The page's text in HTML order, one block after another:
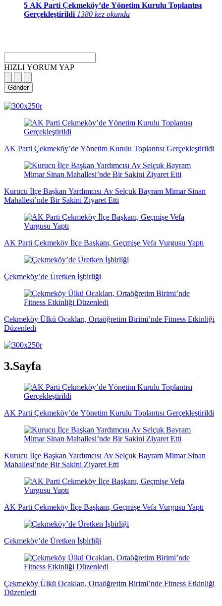
5 AK Parti Çekmeköy’de Yönetim Kurulu Toplantısı
Gerçekleştirildi 1380 kez okundu
HIZLI YORUM YAP
Gönder
haberleri
haberleri
haberleri
dakika
haberleri
dakika
haberleri
dakika
haberleri
haberler
haberler
haberleri
haberleri
haberleri
AK Parti Çekmeköy’de Yönetim Kurulu Toplantısı Gerçekleştirildi
Kurucu İlçe Başkan Yardımcısı Av Selçuk Bayram Mimar Sinan
Mahallesi’nde Bir Sakini Ziyaret Etti
AK Parti Çekmeköy İlçe Başkanı, Geçmişe Vefa Vurgusu Yaptı
Çekmeköy’de Üretken İşbirliği
Çekmeköy Ülkü Ocakları, Ortaöğretim Birimi’nde Fitness Etkinliği
Düzenledi
3.Sayfa
AK Parti Çekmeköy’de Yönetim Kurulu Toplantısı Gerçekleştirildi
Kurucu İlçe Başkan Yardımcısı Av Selçuk Bayram Mimar Sinan
Mahallesi’nde Bir Sakini Ziyaret Etti
AK Parti Çekmeköy İlçe Başkanı, Geçmişe Vefa Vurgusu Yaptı
Çekmeköy’de Üretken İşbirliği
Çekmeköy Ülkü Ocakları, Ortaöğretim Birimi’nde Fitness Etkinliği
Düzenledi